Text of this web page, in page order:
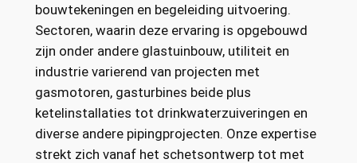
bouwtekeningen en begeleiding uitvoering.
Sectoren, waarin deze ervaring is opgebouwd
zijn onder andere glastuinbouw, utiliteit en
industrie varierend van projecten met
gasmotoren, gasturbines beide plus
ketelinstallaties tot drinkwaterzuiveringen en
diverse andere pipingprojecten. Onze expertise
strekt zich vanaf het schetsontwerp tot met